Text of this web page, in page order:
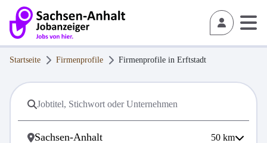
Startseite Firmenprofile Firmenprofile in Erftstadt
50 km